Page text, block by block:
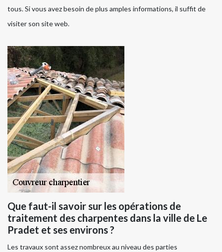
tous. Si vous avez besoin de plus amples informations, il suffit de
visiter son site web.
Que faut-il savoir sur les opérations de
traitement des charpentes dans la ville de Le
Pradet et ses environs ?
Les travaux sont assez nombreux au niveau des parties